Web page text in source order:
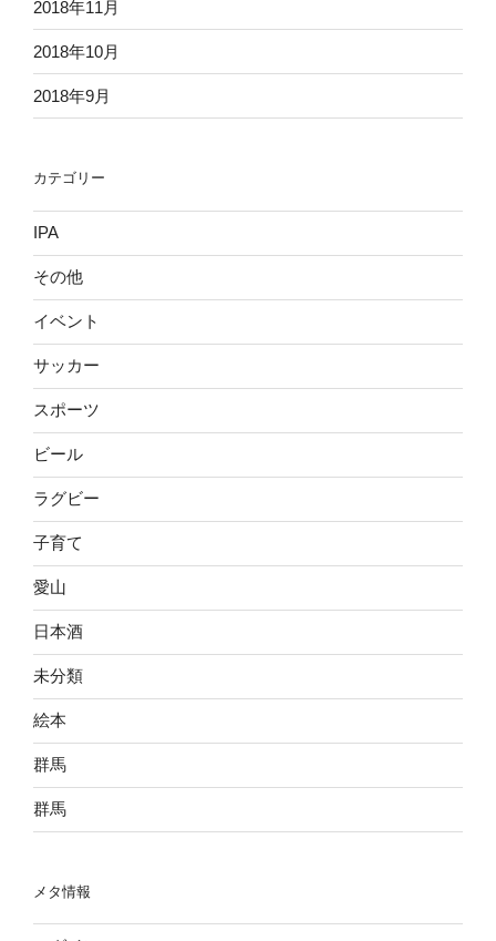
2018年11月
2018年10月
2018年9月
カテゴリー
IPA
その他
イベント
サッカー
スポーツ
ビール
ラグビー
子育て
愛山
日本酒
未分類
絵本
群馬
群馬
メタ情報